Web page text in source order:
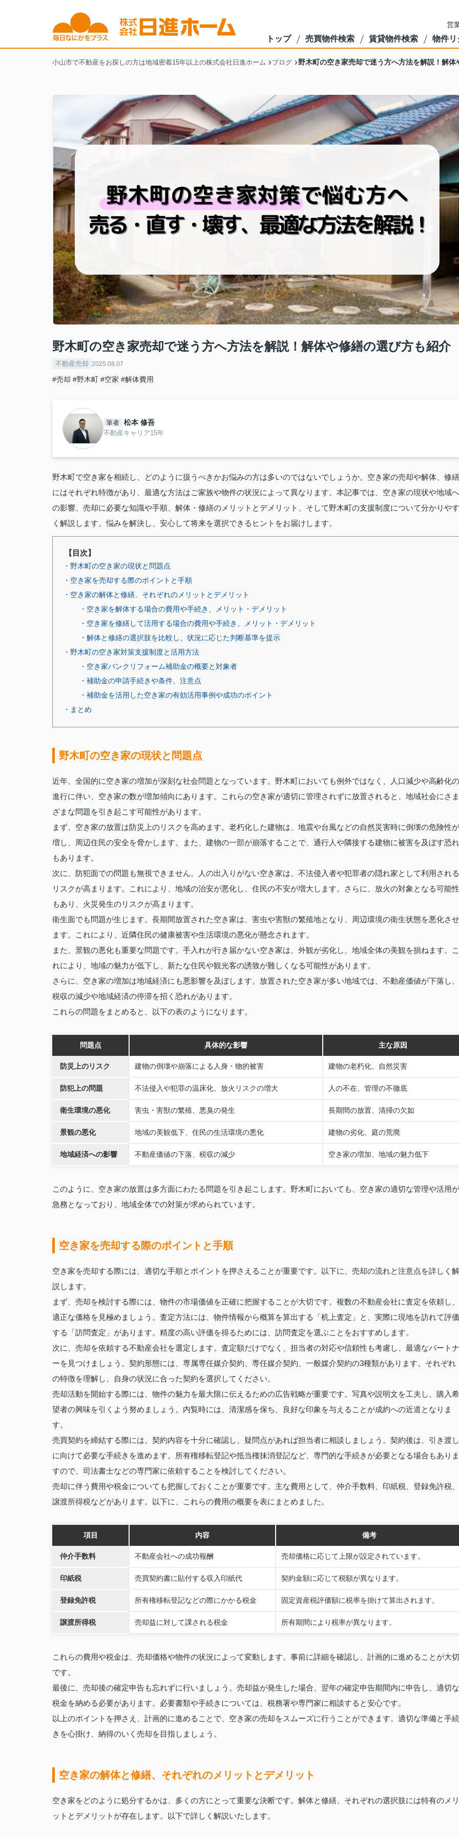
営
トップ 売買物件検索 賃貸物件検索 物件リ
小山市で不動産をお探しの方は地域密着15年以上の株式会社日進ホーム ブログ 野木町の空き家売却で迷う方へ方法を解説！解
野木町の空き家売却で迷う方へ方法を解説！解体や修繕の選び方も紹介
不動産売却 2025.08.07
#売却 #野木町 #空家 #解体費用
筆者 松本 修吾
不動産キャリア15年
野木町で空き家を相続し、どのように扱うべきかお悩みの方は多いのではないでしょうか。空き家の売却や解体、修繕
にはそれぞれ特徴があり、最適な方法はご家族や物件の状況によって異なります。本記事では、空き家の現状や地域へ
の影響、売却に必要な知識や手順、解体・修繕のメリットとデメリット、そして野木町の支援制度について分かりやす
く解説します。悩みを解決し、安心して将来を選択できるヒントをお届けします。
【目次】
・野木町の空き家の現状と問題点
・空き家を売却する際のポイントと手順
・空き家の解体と修繕、それぞれのメリットとデメリット
・空き家を解体する場合の費用や手続き、メリット・デメリット
・空き家を修繕して活用する場合の費用や手続き、メリット・デメリット
・解体と修繕の選択肢を比較し、状況に応じた判断基準を提示
・野木町の空き家対策支援制度と活用方法
・空き家バンクリフォーム補助金の概要と対象者
・補助金の申請手続きや条件、注意点
・補助金を活用した空き家の有効活用事例や成功のポイント
・まとめ
野木町の空き家の現状と問題点
近年、全国的に空き家の増加が深刻な社会問題となっています。野木町においても例外ではなく、人口減少や高齢化の
進行に伴い、空き家の数が増加傾向にあります。これらの空き家が適切に管理されずに放置されると、地域社会にさま
ざまな問題を引き起こす可能性があります。
まず、空き家の放置は防災上のリスクを高めます。老朽化した建物は、地震や台風などの自然災害時に倒壊の危険性が
増し、周辺住民の安全を脅かします。また、建物の一部が崩落することで、通行人や隣接する建物に被害を及ぼす恐れ
もあります。
次に、防犯面での問題も無視できません。人の出入りがない空き家は、不法侵入者や犯罪者の隠れ家として利用される
リスクが高まります。これにより、地域の治安が悪化し、住民の不安が増大します。さらに、放火の対象となる可能性
もあり、火災発生のリスクが高まります。
衛生面でも問題が生じます。長期間放置された空き家は、害虫や害獣の繁殖地となり、周辺環境の衛生状態を悪化させ
ます。これにより、近隣住民の健康被害や生活環境の悪化が懸念されます。
また、景観の悪化も重要な問題です。手入れが行き届かない空き家は、外観が劣化し、地域全体の美観を損ねます。こ
れにより、地域の魅力が低下し、新たな住民や観光客の誘致が難しくなる可能性があります。
さらに、空き家の増加は地域経済にも悪影響を及ぼします。放置された空き家が多い地域では、不動産価値が下落し、
税収の減少や地域経済の停滞を招く恐れがあります。
これらの問題をまとめると、以下の表のようになります。
問題点 具体的な影響 主な原因
防災上のリスク 建物の倒壊や崩落による人身・物的被害 建物の老朽化、自然災害
防犯上の問題 不法侵入や犯罪の温床化、放火リスクの増大 人の不在、管理の不徹底
衛生環境の悪化 害虫・害獣の繁殖、悪臭の発生 長期間の放置、清掃の欠如
景観の悪化 地域の美観低下、住民の生活環境の悪化 建物の劣化、庭の荒廃
地域経済への影響 不動産価値の下落、税収の減少 空き家の増加、地域の魅力低下
このように、空き家の放置は多方面にわたる問題を引き起こします。野木町においても、空き家の適切な管理や活用が
急務となっており、地域全体での対策が求められています。
空き家を売却する際のポイントと手順
空き家を売却する際には、適切な手順とポイントを押さえることが重要です。以下に、売却の流れと注意点を詳しく解
説します。
まず、売却を検討する際には、物件の市場価値を正確に把握することが大切です。複数の不動産会社に査定を依頼し、
適正な価格を見極めましょう。査定方法には、物件情報から概算を算出する「机上査定」と、実際に現地を訪れて評価
する「訪問査定」があります。精度の高い評価を得るためには、訪問査定を選ぶことをおすすめします。
次に、売却を依頼する不動産会社を選定します。査定額だけでなく、担当者の対応や信頼性も考慮し、最適なパートナ
ーを見つけましょう。契約形態には、専属専任媒介契約、専任媒介契約、一般媒介契約の3種類があります。それぞれ
の特徴を理解し、自身の状況に合った契約を選択してください。
売却活動を開始する際には、物件の魅力を最大限に伝えるための広告戦略が重要です。写真や説明文を工夫し、購入希
望者の興味を引くよう努めましょう。内覧時には、清潔感を保ち、良好な印象を与えることが成約への近道となりま
す。
売買契約を締結する際には、契約内容を十分に確認し、疑問点があれば担当者に相談しましょう。契約後は、引き渡し
に向けて必要な手続きを進めます。所有権移転登記や抵当権抹消登記など、専門的な手続きが必要となる場合もありま
すので、司法書士などの専門家に依頼することを検討してください。
売却に伴う費用や税金についても把握しておくことが重要です。主な費用として、仲介手数料、印紙税、登録免許税、
譲渡所得税などがあります。以下に、これらの費用の概要を表にまとめました。
項目 内容 備考
仲介手数料 不動産会社への成功報酬 売却価格に応じて上限が設定されています。
印紙税 売買契約書に貼付する収入印紙代 契約金額に応じて税額が異なります。
登録免許税 所有権移転登記などの際にかかる税金 固定資産税評価額に税率を掛けて算出されます。
譲渡所得税 売却益に対して課される税金 所有期間により税率が異なります。
これらの費用や税金は、売却価格や物件の状況によって変動します。事前に詳細を確認し、計画的に進めることが大切
です。
最後に、売却後の確定申告も忘れずに行いましょう。売却益が発生した場合、翌年の確定申告期間内に申告し、適切な
税金を納める必要があります。必要書類や手続きについては、税務署や専門家に相談すると安心です。
以上のポイントを押さえ、計画的に進めることで、空き家の売却をスムーズに行うことができます。適切な準備と手続
きを心掛け、納得のいく売却を目指しましょう。
空き家の解体と修繕、それぞれのメリットとデメリット
空き家をどのように処分するかは、多くの方にとって重要な決断です。解体と修繕、それぞれの選択肢には特有のメリ
ットとデメリットが存在します。以下で詳しく解説いたします。